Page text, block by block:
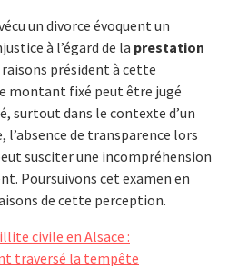
un divorce évoquent un
à l’égard de la prestation
raisons président à cette
montant fixé peut être jugé
surtout dans le contexte d’un
de transparence lors
susciter une incompréhension
Poursuivons cet examen en
de cette perception.
civile en Alsace :
traversé la tempête